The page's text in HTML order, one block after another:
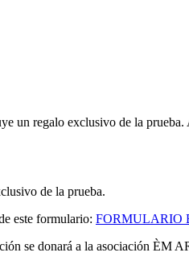
un regalo exclusivo de la
de la prueba.
este formulario: FORMULARIO
se donará a la asociación ÈM